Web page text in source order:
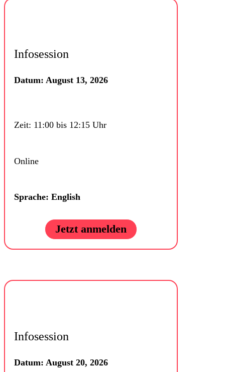
Infosession
Datum: August 13, 2026
Zeit: 11:00 bis 12:15 Uhr
Online
Sprache: English
Jetzt anmelden
Infosession
Datum: August 20, 2026